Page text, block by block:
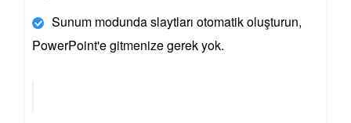
Sunum modunda slaytları otomatik oluşturun,
PowerPoint'e gitmenize gerek yok.